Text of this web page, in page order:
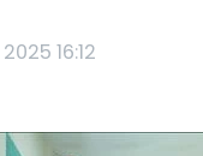
16:12